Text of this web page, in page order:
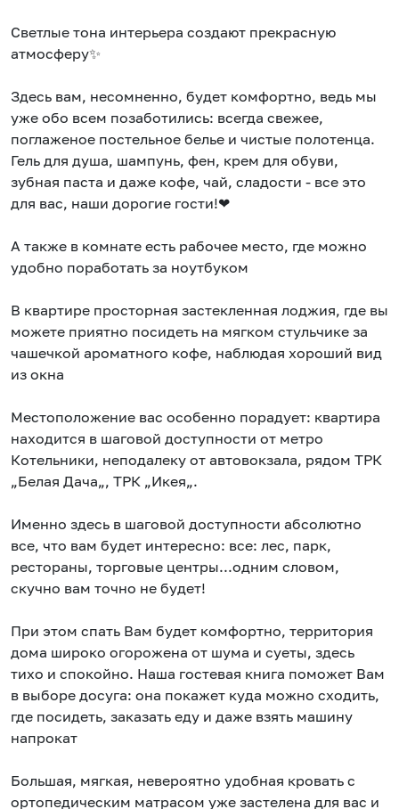
Светлые тона интерьера создают прекрасную
атмосферу✨
Здесь вам, несомненно, будет комфортно, ведь мы
уже обо всем позаботились: всегда свежее,
поглаженое постельное белье и чистые полотенца.
Гель для душа, шампунь, фен, крем для обуви,
зубная паста и даже кофе, чай, сладости - все это
для вас, наши дорогие гости!❤
А также в комнате есть рабочее место, где можно
удобно поработать за ноутбуком‍
В квартире просторная застекленная лоджия, где вы
можете приятно посидеть на мягком стульчике за
чашечкой ароматного кофе, наблюдая хороший вид
из окна
Местоположение вас особенно порадует: квартира
находится в шаговой доступности от метро
Котельники, неподалеку от автовокзала, рядом ТРК
„Белая Дача„, ТРК „Икея„.
Именно здесь в шаговой доступности абсолютно
все, что вам будет интересно: все: лес, парк,
рестораны, торговые центры...одним словом,
скучно вам точно не будет!
При этом спать Вам будет комфортно, территория
дома широко огорожена от шума и суеты, здесь
тихо и спокойно. Наша гостевая книга поможет Вам
в выборе досуга: она покажет куда можно сходить,
где посидеть, заказать еду и даже взять машину
напрокат
Большая, мягкая, невероятно удобная кровать с
ортопедическим матрасом уже застелена для вас и